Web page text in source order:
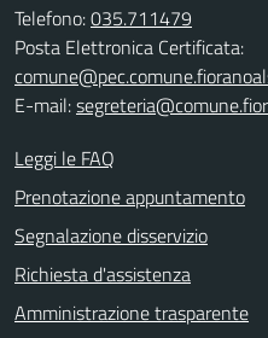
Telefono:035.711479
Posta Elettronica Certificata:
E-mail:
Leggi le FAQ
Prenotazione appuntamento
Segnalazione disservizio
Richiesta d'assistenza
Amministrazione trasparente